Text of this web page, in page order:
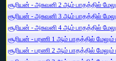
சூரியன் - அசுவனி 2 ஆம் பாதத்தில்
சூரியன் - அசுவனி 3 ஆம் பாதத்தில்
சூரியன் - அசுவனி 4 ஆம் பாதத்தில்
சூரியன் - பரணி 1 ஆம் பாதத்தில் மேலும்
சூரியன் - பரணி 2 ஆம் பாதத்தில் மேலும்